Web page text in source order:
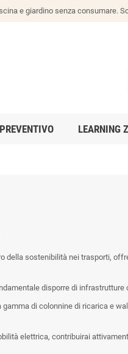
e giardino senza consumare.
LEARNING
della sostenibilità nei trasporti,
disporre di infrastrutture
di colonnine di ricarica e
elettrica, contribuirai